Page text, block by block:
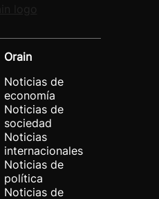
Orain
Noticias de
economía
Noticias de
sociedad
Noticias
internacionales
Noticias de
política
Noticias de